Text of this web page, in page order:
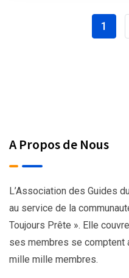
1
A Propos de Nous
L’Association des Guides
au service de la
Toujours Prête ». Elle
ses membres se comptent
mille mille membres.